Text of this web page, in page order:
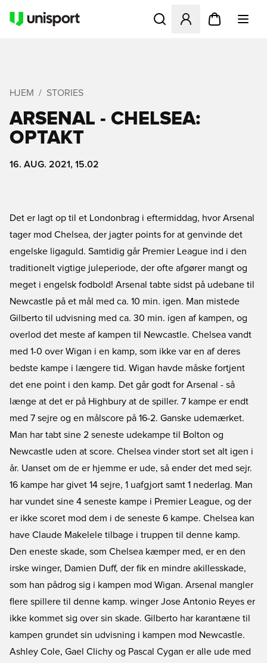
Åbner en Modal til at
HJEM STORIES
ARSENAL - CHELSEA:
OPTAKT
16. AUG. 2021, 15.02
Det er lagt op til et Londonbrag i eftermiddag, hvor Arsenal
tager mod Chelsea, der jagter points for at genvinde det
engelske ligaguld. Samtidig går Premier League ind i den
traditionelt vigtige juleperiode, der ofte afgører mangt og
meget i engelsk fodbold! Arsenal tabte sidst på udebane til
Newcastle på et mål med ca. 10 min. igen. Man mistede
Gilberto til udvisning med ca. 30 min. igen af kampen, og
overlod det meste af kampen til Newcastle. Chelsea vandt
med 1-0 over Wigan i en kamp, som ikke var en af deres
bedste kampe i længere tid. Wigan havde måske fortjent
det ene point i den kamp. Det går godt for Arsenal - så
længe at det er på Highbury at de spiller. 7 kampe er endt
med 7 sejre og en målscore på 16-2. Ganske udemærket.
Man har tabt sine 2 seneste udekampe til Bolton og
Newcastle uden at score. Chelsea vinder stort set alt igen i
år. Uanset om de er hjemme er ude, så ender det med sejr.
16 kampe har givet 14 sejre, 1 uafgjort samt 1 nederlag. Man
har vundet sine 4 seneste kampe i Premier League, og der
er ikke scoret mod dem i de seneste 6 kampe. Chelsea kan
have Claude Makelele tilbage i truppen til denne kamp.
Den eneste skade, som Chelsea kæmper med, er en den
irske winger, Damien Duff, der fik en mindre akillesskade,
som han pådrog sig i kampen mod Wigan. Arsenal mangler
flere spillere til denne kamp. winger Jose Antonio Reyes er
ikke kommet sig over sin skade. Gilberto har karantæne til
kampen grundet sin udvisning i kampen mod Newcastle.
Ashley Cole, Gael Clichy og Pascal Cygan er alle ude med